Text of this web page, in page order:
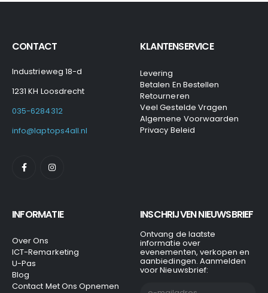
CONTACT
Industrieweg 18-d
1231 KH Loosdrecht
035-6284312
info@laptops4all.nl
KLANTENSERVICE
Levering
Betalen En Bestellen
Retourneren
Veel Gestelde Vragen
Algemene Voorwaarden
Privacy Beleid
INFORMATIE
Over Ons
ICT-Remarketing
U-Pas
Blog
Contact Met Ons Opnemen
INSCHRIJVEN NIEUWSBRIEF
Ontvang de laatste
informatie over
evenementen, verkopen en
aanbiedingen. Aanmelden
voor Nieuwsbrief: